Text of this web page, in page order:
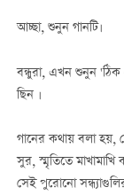
আচ্ছা, শুনুন গানটি।
বন্ধুরা, এখন শুনুন 'ঠিক
ছিন ।
গানের কথায় বলা হয়,
সুর, স্মৃতিতে
সেই পুরোনো